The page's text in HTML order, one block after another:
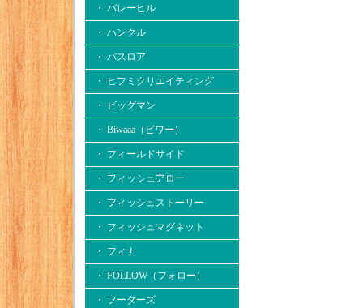
・ バレーヒル
・ ハンクル
・ バスロア
・ ヒフミクリエイティング
・ ビッグマン
・ Biwaaa（ビワー）
・ フィールドサイド
・ フィッシュアロー
・ フィッシュストーリー
・ フィッシュマグネット
・ フィナ
・ FOLLOW（フォロー）
・ フーターズ